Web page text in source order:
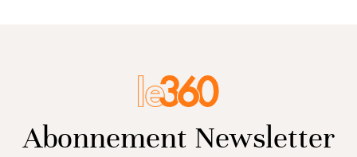
Abonnement Newsletter